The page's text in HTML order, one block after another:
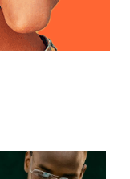
I 17 migliori